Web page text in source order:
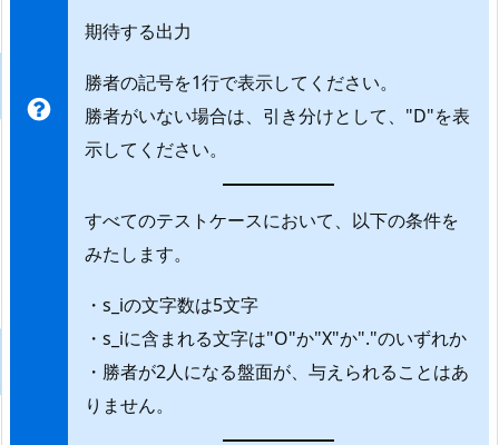
期待する出力
勝者の記号を1行で表示してください。
勝者がいない場合は、引き分けとして、"D"を表
示してください。
すべてのテストケースにおいて、以下の条件を
みたします。
・s_iの文字数は5文字
・s_iに含まれる文字は"O"か"X"か"."のいずれか
・勝者が2人になる盤面が、与えられることはあ
りません。